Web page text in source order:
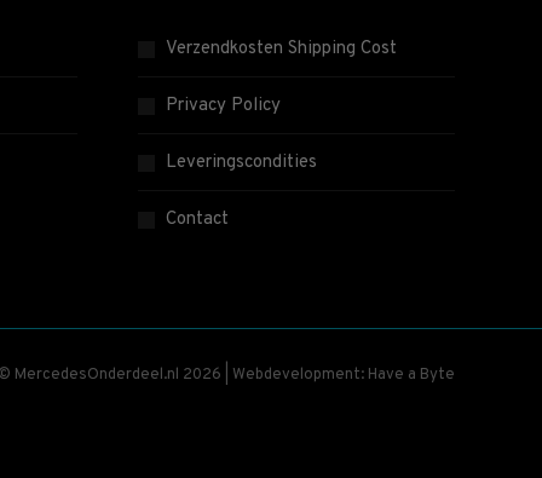
Verzendkosten Shipping Cost
Privacy Policy
Leveringscondities
Contact
MercedesOnderdeel.nl 2026 | Webdevelopment: Have a Byte